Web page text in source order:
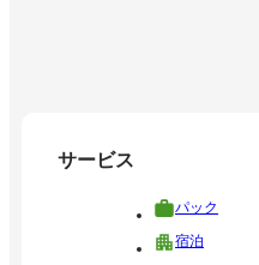
サービス
パック
宿泊